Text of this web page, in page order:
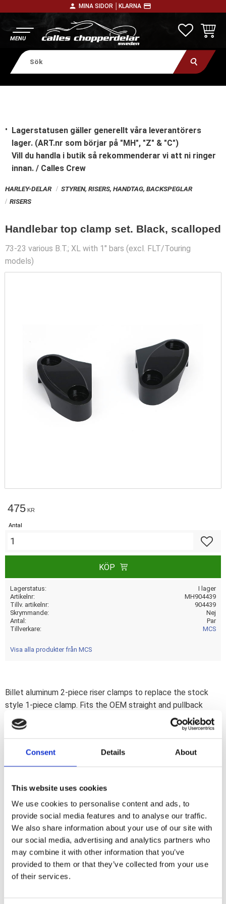
Consent Details About
This website uses cookies
We use cookies to personalise content and ads, to
provide social media features and to analyse our traffic.
We also share information about your use of our site with
our social media, advertising and analytics partners who
may combine it with other information that you’ve
provided to them or that they’ve collected from your use
of their services.
person MINA SIDOR │ KLARNA payment
Lagerstatusen gäller generellt våra leverantörers
lager. (ART.nr som börjar på "MH", "Z" & "C")
Vill du handla i butik så rekommenderar vi att ni ringer
innan. / Calles Crew
HARLEY-DELAR
STYREN, RISERS, HANDTAG, BACKSPEGLAR
RISERS
Handlebar top clamp set. Black, scalloped
73-23 various B.T.; XL with 1" bars (excl. FLT/Touring
models)
475 KR
Antal
KÖP
Lagerstatus
I lager
Artikelnr
MH904439
Tillv. artikelnr
904439
Skrymmande
Nej
Antal
Par
Tillverkare
MCS
Visa alla produkter från MCS
Billet aluminum 2-piece riser clamps to replace the stock
style 1-piece clamp. Fits the OEM straight and pullback
stock style risers; with 3-1/2" distance between riser mount
bolts and offset top clamp bolts; and all handlebars with 1"
and XL Sportster models with 1" diameter handlebars.
Dela med dig
F
c
e
o
o
k
Omdömen
Du